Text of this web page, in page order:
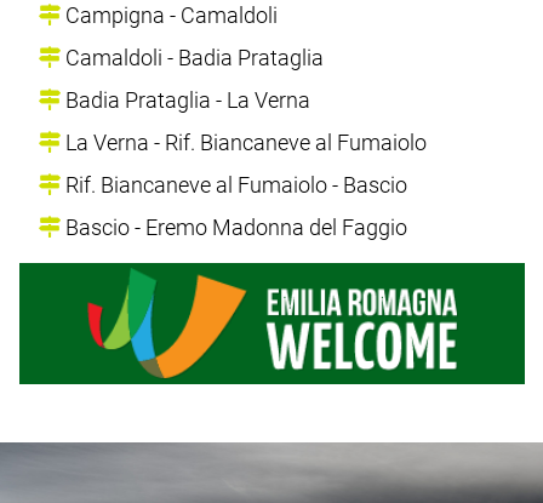
Campigna - Camaldoli
Camaldoli - Badia Prataglia
Badia Prataglia - La Verna
La Verna - Rif. Biancaneve al Fumaiolo
Rif. Biancaneve al Fumaiolo - Bascio
Bascio - Eremo Madonna del Faggio